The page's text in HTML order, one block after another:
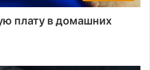
плату в домашних